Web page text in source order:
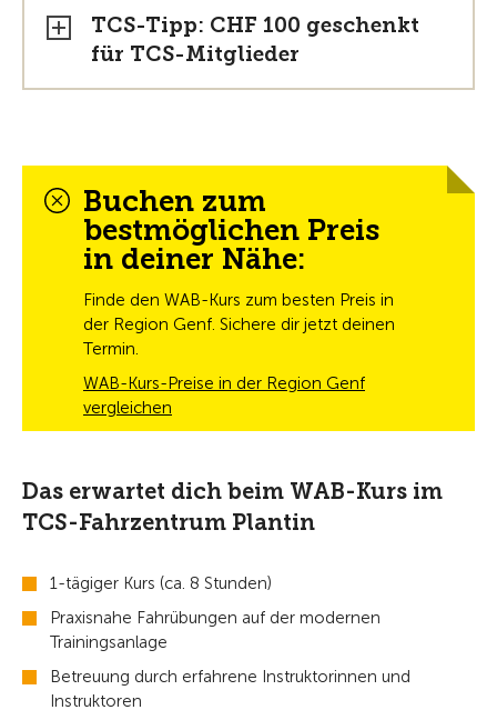
TCS-Tipp: CHF 100 geschenkt
für TCS-Mitglieder
Buchen zum
bestmöglichen Preis
in deiner Nähe:
Finde den WAB-Kurs zum besten Preis in
der Region Genf. Sichere dir jetzt deinen
Termin.
WAB-Kurs-Preise in der Region Genf
vergleichen
Das erwartet dich beim WAB-Kurs im
TCS-Fahrzentrum Plantin
1-tägiger Kurs (ca. 8 Stunden)
Praxisnahe Fahrübungen auf der modernen
Trainingsanlage
Betreuung durch erfahrene Instruktorinnen und
Instruktoren